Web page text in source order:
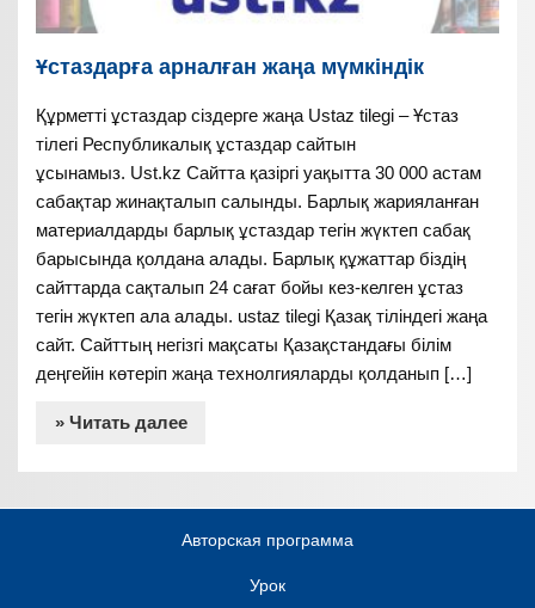
Ұстаздарға арналған жаңа мүмкіндік
Құрметті ұстаздар сіздерге жаңа Ustaz tilegi – Ұстаз
тілегі Республикалық ұстаздар сайтын
ұсынамыз. Ust.kz Сайтта қазіргі уақытта 30 000 астам
сабақтар жинақталып салынды. Барлық жарияланған
материалдарды барлық ұстаздар тегін жүктеп сабақ
барысында қолдана алады. Барлық құжаттар біздің
сайттарда сақталып 24 сағат бойы кез-келген ұстаз
тегін жүктеп ала алады. ustaz tilegi Қазақ тіліндегі жаңа
сайт. Сайттың негізгі мақсаты Қазақстандағы білім
деңгейін көтеріп жаңа технолгияларды қолданып […]
» Читать далее
Авторская программа
Урок